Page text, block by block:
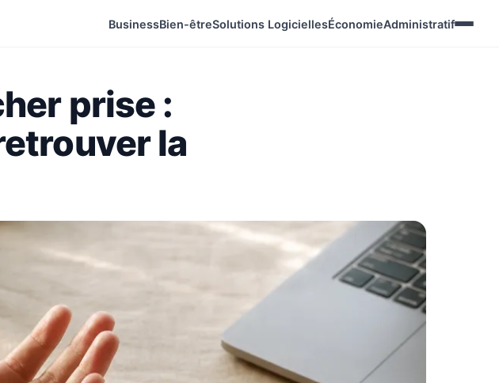
BusinessBien-êtreSolutions LogiciellesÉconomieAdministratif
prise :
la